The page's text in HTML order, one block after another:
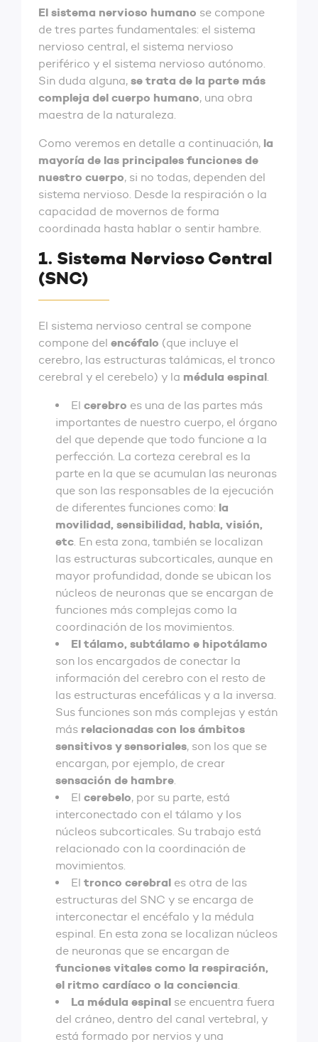
El sistema nervioso humano se compone
de tres partes fundamentales: el sistema
nervioso central, el sistema nervioso
periférico y el sistema nervioso autónomo.
Sin duda alguna, se trata de la parte más
compleja del cuerpo humano, una obra
maestra de la naturaleza.
Como veremos en detalle a continuación, la
mayoría de las principales funciones de
nuestro cuerpo, si no todas, dependen del
sistema nervioso. Desde la respiración o la
capacidad de movernos de forma
coordinada hasta hablar o sentir hambre.
1. Sistema Nervioso Central
(SNC)
El sistema nervioso central se compone
compone del encéfalo (que incluye el
cerebro, las estructuras talámicas, el tronco
cerebral y el cerebelo) y la médula espinal.
El cerebro es una de las partes más
importantes de nuestro cuerpo, el órgano
del que depende que todo funcione a la
perfección. La corteza cerebral es la
parte en la que se acumulan las neuronas
que son las responsables de la ejecución
de diferentes funciones como: la
movilidad, sensibilidad, habla, visión,
etc. En esta zona, también se localizan
las estructuras subcorticales, aunque en
mayor profundidad, donde se ubican los
núcleos de neuronas que se encargan de
funciones más complejas como la
coordinación de los movimientos.
El tálamo, subtálamo e hipotálamo
son los encargados de conectar la
información del cerebro con el resto de
las estructuras encefálicas y a la inversa.
Sus funciones son más complejas y están
más relacionadas con los ámbitos
sensitivos y sensoriales, son los que se
encargan, por ejemplo, de crear
sensación de hambre.
El cerebelo, por su parte, está
interconectado con el tálamo y los
núcleos subcorticales. Su trabajo está
relacionado con la coordinación de
movimientos.
El tronco cerebral es otra de las
estructuras del SNC y se encarga de
interconectar el encéfalo y la médula
espinal. En esta zona se localizan núcleos
de neuronas que se encargan de
funciones vitales como la respiración,
el ritmo cardíaco o la conciencia.
La médula espinal se encuentra fuera
del cráneo, dentro del canal vertebral, y
está formado por nervios y una